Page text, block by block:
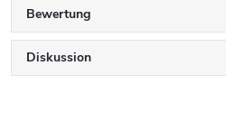
Bewertung
Diskussion